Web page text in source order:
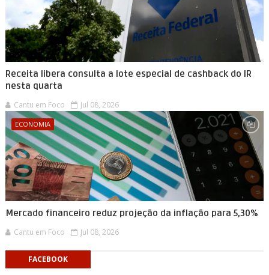
Receita libera consulta a lote especial de cashback do IR
nesta quarta
Cantu em Foco Jul 08, 2026
ECONOMIA
Mercado financeiro reduz projeção da inflação para 5,30%
Cantu em Foco Jul 08, 2026
FACEBOOK